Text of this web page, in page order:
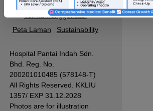
PD Access Request Form
Terma Penggunaan
Peta Laman
Sustainability
Hospital Pantai Indah Sdn.
Bhd. Reg. No.
200201010485 (578148-T)
All Rights Reserved. KKLIU
1357/ EXP 31.12.2028
Photos are for illustration